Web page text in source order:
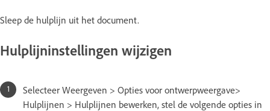
Sleep de hulplijn uit het document.
Hulplijninstellingen wijzigen
Selecteer Weergeven > Opties voor ontwerpweergave>
Hulplijnen > Hulplijnen bewerken, stel de volgende opties in